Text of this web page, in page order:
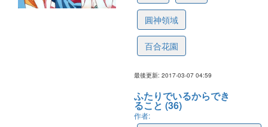
圓神領域
百合花園
最後更新: 2017-03-07 04:59
ふたりでいるからでき
ること (36)
作者: